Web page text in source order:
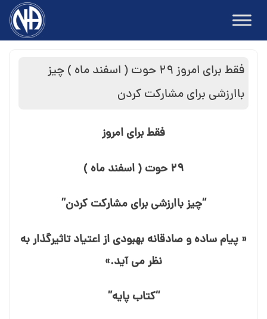
content
فقط برای امروز ۲۹ حوت ( اسفند ماه ) چیز
باارزشی برای مشارکت کردن
فقط برای امروز
۲۹ حوت ( اسفند ماه )
“چیز باارزشی برای مشارکت کردن”
« پیام ساده و صادقانه بهبودی از اعتیاد تاثیرگذار به
نظر می⁯ آید.»
“کتاب پایه”